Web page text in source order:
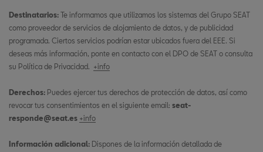
Destinatarios: Te informamos que utilizamos los sistemas del Grupo SEAT
como proveedor de servicios de alojamiento de datos, y de publicidad
programada. Ciertos servicios podrían estar ubicados fuera del EEE. Si
deseas más información, ponte en contacto con el DPO de SEAT o consulta
su Política de Privacidad. +info
Derechos: Puedes ejercer tus derechos de protección de datos, así como
revocar tus consentimientos en el siguiente email: seat-
responde@seat.es +info
Información adicional: Dispones de la información detallada de